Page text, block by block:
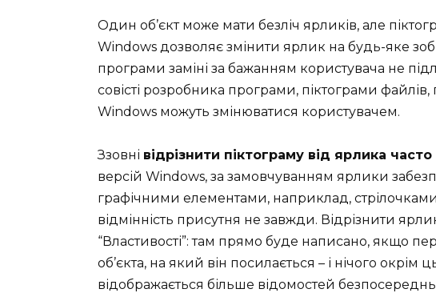
Один об’єкт може мати безліч ярликів, але
Windows дозволяє змінити ярлик на будь-яке
програми заміні за бажанням користувача не
совісті розробника програми, піктограми файлів,
Windows можуть змінюватися користувачем.
Ззовні відрізнити піктограму від ярлика
версій Windows, за замовчуванням ярлики
графічними елементами, наприклад,
відмінність присутня не завжди. Відрізнити
“Властивості”: там прямо буде написано, якщо
об’єкта, на який він посилається – і нічого окрім
відображається більше відомостей